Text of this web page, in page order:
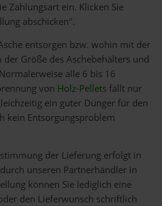
Zahlungsart ein. Klicken Sie
abschicken".
entsorgen bzw. wohin mit der
der Größe des Aschebehälters und
alle 6 bis 16
von Holz-Pelletsfällt nur
ein guter Dünger für den
kein Entsorgungsproblem
der Lieferung erfolgt in
unseren Partnerhändler in
können Sie lediglich eine
den Lieferwunsch schriftlich